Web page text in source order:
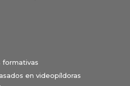
formativas
en videopíldoras